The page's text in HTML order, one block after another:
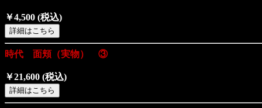
￥4,500 (税込)
時代 面頬（実物） ③
￥21,600 (税込)